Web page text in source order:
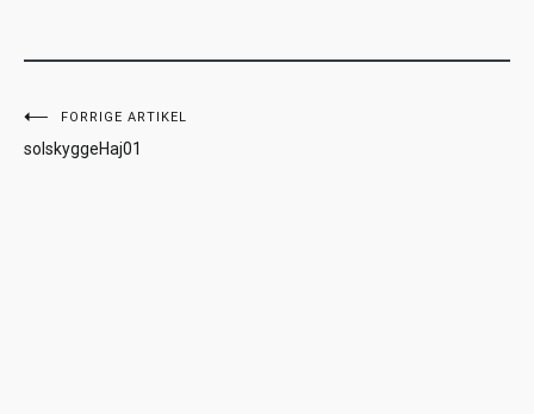
FORRIGE ARTIKEL
solskyggeHaj01